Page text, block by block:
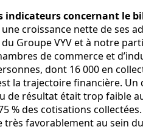
indicateurs concernant le
croissance nette de ses
Groupe VYV et à notre
de commerce et
dont 16 000 en
la trajectoire financière.
de résultat était trop faible
% des cotisations
favorablement au sein du